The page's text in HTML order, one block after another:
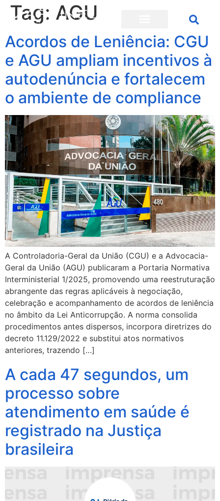
Tag: AGU
Acordos de Leniência: CGU
e AGU ampliam incentivos à
autodenúncia e fortalecem
o ambiente de compliance
A Controladoria-Geral da União (CGU) e a Advocacia-
Geral da União (AGU) publicaram a Portaria Normativa
Interministerial 1/2025, promovendo uma reestruturação
abrangente das regras aplicáveis à negociação,
celebração e acompanhamento de acordos de leniência
no âmbito da Lei Anticorrupção. A norma consolida
procedimentos antes dispersos, incorpora diretrizes do
decreto 11.129/2022 e substitui atos normativos
anteriores, trazendo […]
A cada 47 segundos, um
processo sobre
atendimento em saúde é
registrado na Justiça
brasileira